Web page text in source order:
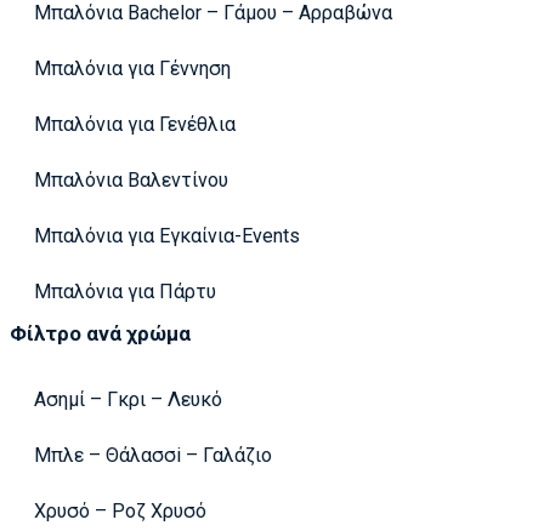
Μπαλόνια Bachelor – Γάμου – Αρραβώνα
Μπαλόνια για Γέννηση
Μπαλόνια για Γενέθλια
Μπαλόνια Βαλεντίνου
Μπαλόνια για Εγκαίνια-Events
Μπαλόνια για Πάρτυ
Φίλτρο ανά χρώμα
Ασημί – Γκρι – Λευκό
Μπλε – Θάλασσi – Γαλάζιο
Χρυσό – Ροζ Χρυσό